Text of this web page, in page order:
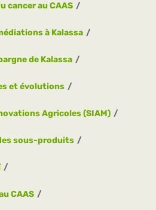
cancer au CAAS
à Kalassa
de Kalassa
et évolutions
Agricoles (SIAM)
sous-produits
CAAS